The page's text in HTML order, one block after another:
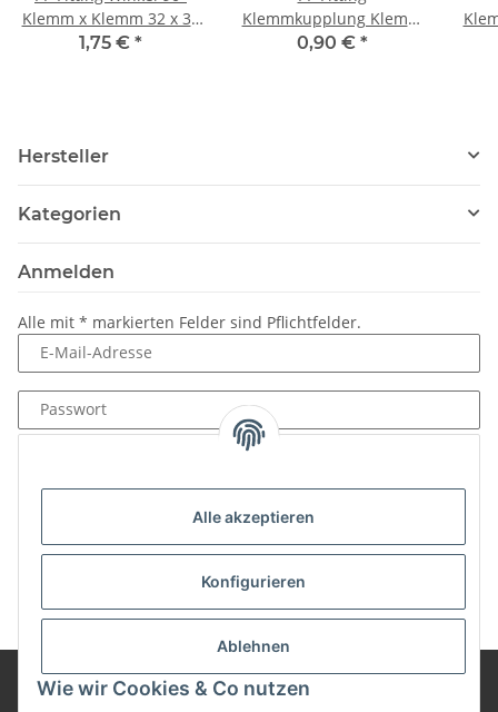
Alle akzeptieren
Konfigurieren
Ablehnen
Wie wir Cookies & Co nutzen
Klemm x Klemm 32 x 32
mm PN10
1,75 € *
Klemmkupplung Klemm
x Innengewinde (IG) 25
0,90 € *
Hersteller
Kategorien
Anmelden
Alle mit * markierten Felder sind Pflichtfelder.
E-Mail-Adresse
Passwort
Neu hier?Jetzt registrieren!